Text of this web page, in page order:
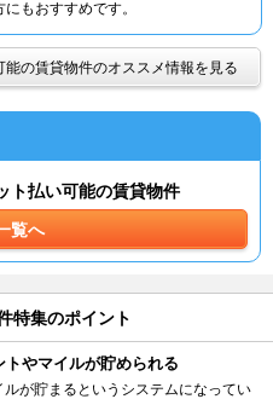
もおすすめです。
の賃貸物件のオススメ情報を見る
ト払い可能の賃貸物件
覧へ
特集のポイント
やマイルが貯められる
が貯まるというシステムになってい